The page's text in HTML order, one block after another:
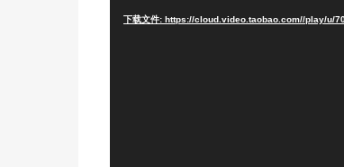
下载文件: https://cloud.video.taobao.com//play/u/